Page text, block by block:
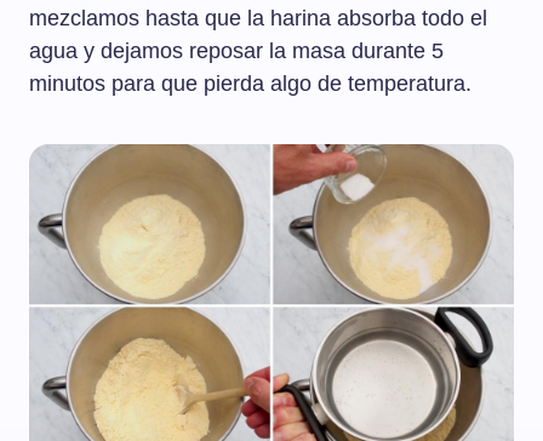
mezclamos hasta que la harina absorba todo el
agua y dejamos reposar la masa durante 5
minutos para que pierda algo de temperatura.